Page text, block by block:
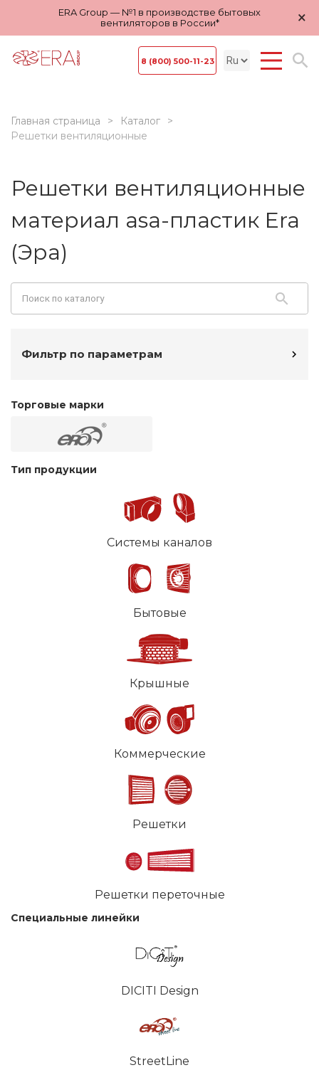
ERA Group — №1 в производстве бытовых
вентиляторов в России*
×
8 (800) 500-11-23
Главная страница
Каталог
Решетки вентиляционные
Решетки вентиляционные
материал asa-пластик Era
(Эра)
Фильтр по параметрам
Торговые марки
Тип продукции
Системы каналов
Бытовые
Крышные
Коммерческие
Решетки
Решетки переточные
Специальные линейки
DICITI Design
StreetLine